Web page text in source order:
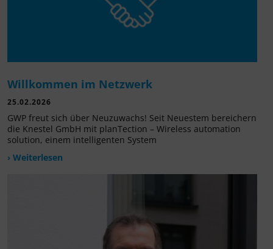
Willkommen im Netzwerk
25.02.2026
GWP freut sich über Neuzuwachs! Seit Neuestem bereichern
die Knestel GmbH mit planTection – Wireless automation
solution, einem intelligenten System
› Weiterlesen